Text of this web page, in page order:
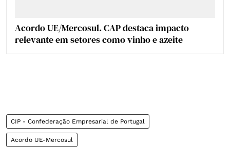
Acordo UE/Mercosul. CAP destaca impacto
relevante em setores como vinho e azeite
CIP - Confederação Empresarial de Portugal
Acordo UE-Mercosul